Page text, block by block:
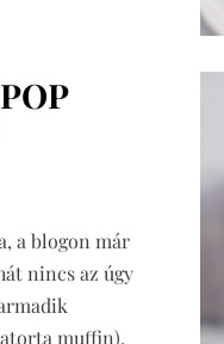
a blogon már
nincs az úgy
muffin),